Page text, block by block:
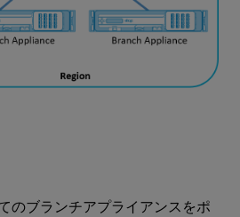
のブランチアプライアンスをポ